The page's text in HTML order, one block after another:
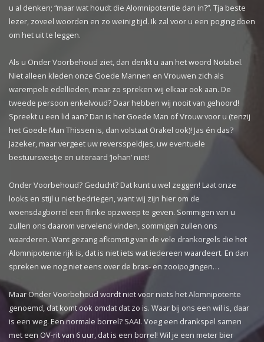
u al denken; “maar wat houdt die Alomnipotentie dan in?”. Tja beste
lezer, zoveel woorden en zo weinig tijd. Ik zal voor u een poging doen
om het uit te leggen.
Als u Onder Voorbehoud ziet, dan denkt u aan het woord Notabel.
Niet alleen kleden onze Goede Mannen en Vrouwen zich als
warempele edellieden, maar zo spreken wij elkaar ook aan. De
tweede persoon enkelvoud? Daar hebben wij nooit van gehoord!
Spreekt u een lid aan? Dan is het Goede Man of Vrouw voor u (tenzij
het Goede Man Thissen is, dan volstaat Orakel ook)! Jas én das?
Jazeker, maar vergeet uw reversspeldjes, uw eventuele
bestuursvestje en uiteraard ‘Johan’ niet!
Onder Voorbehoud? Geducht? Dat kunt u wel zeggen! Laat onze
looks en stijl u niet bedriegen, want wij zijn hier om de
woensdagborrel een flinke opzweep te geven. Sommigen van u
zullen ons daarom vervelend vinden, sommigen zullen ons
waarderen. Want gezang afkomstig van de vele drankorgels die het
Alomnipotente rijk is, dat is niet iets wat iedereen waardeert. En dan
spreken we nog niet eens over de bras- en zooipogingen…
Maar Onder Voorbehoud wordt niet voor niets het Alomnipotente
genoemd, dat komt ook omdat dat zo is. Waar bij ons een wil is, daar
is een weg. Een normale borrel? SAAI. Voeg een drankspel samen
met een OV-rit van 6 uur, dat is een borrel! Wil je een meter bier